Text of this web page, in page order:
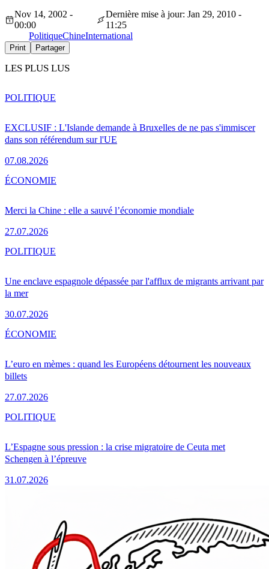
Nov 14, 2002 -
00:00
Dernière mise à jour: Jan 29, 2010 -
11:25
PolitiqueChineInternational
Print Partager
LES PLUS LUS
EXCLUSIF : L'Islande demande à Bruxelles de ne pas s'immiscer
dans son référendum sur l'UE
07.08.2026
POLITIQUE
Merci la Chine : elle a sauvé l’économie mondiale
27.07.2026
ÉCONOMIE
Une enclave espagnole dépassée par l'afflux de migrants arrivant par
la mer
30.07.2026
POLITIQUE
L’euro en mèmes : quand les Européens détournent les nouveaux
billets
27.07.2026
ÉCONOMIE
L’Espagne sous pression : la crise migratoire de Ceuta met
Schengen à l’épreuve
31.07.2026
POLITIQUE